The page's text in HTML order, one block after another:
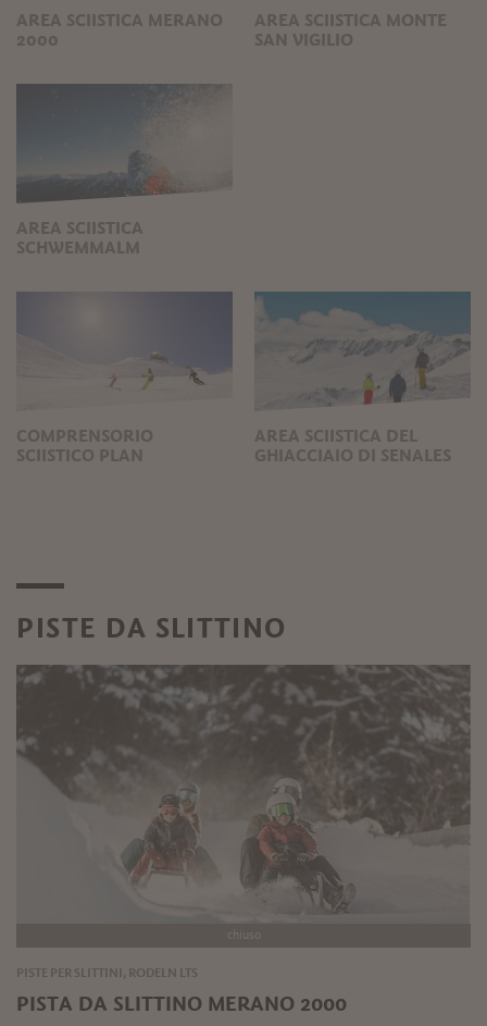
AREA SCIISTICA MERANO
2000
AREA SCIISTICA MONTE
SAN VIGILIO
AREA SCIISTICA
SCHWEMMALM
COMPRENSORIO
SCIISTICO PLAN
AREA SCIISTICA DEL
GHIACCIAIO DI SENALES
PISTE DA SLITTINO
chiuso
PISTE PER SLITTINI, RODELN LTS
PISTA DA SLITTINO MERANO 2000